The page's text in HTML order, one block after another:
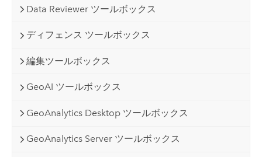
Data Reviewer ツールボックス
ディフェンス ツールボックス
編集ツールボックス
GeoAI ツールボックス
GeoAnalytics Desktop ツールボックス
GeoAnalytics Server ツールボックス